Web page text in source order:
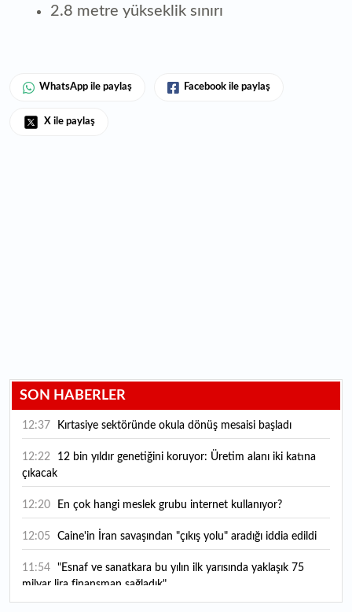
2.8 metre yükseklik sınırı
WhatsApp ile paylaş Facebook ile paylaş
X ile paylaş
SON HABERLER
12:37 Kırtasiye sektöründe okula dönüş mesaisi başladı
12:22
çıkacak
12:20 En çok hangi meslek grubu internet kullanıyor?
12:05 Caine'in İran savaşından "çıkış yolu" aradığı iddia edildi
11:54
milyar lira finansman sağladık"